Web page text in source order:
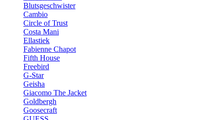
Blutsgeschwister
Cambio
Circle of Trust
Costa Mani
Ellastiek
Fabienne Chapot
Fifth House
Freebird
G-Star
Geisha
Giacomo The Jacket
Goldbergh
Goosecraft